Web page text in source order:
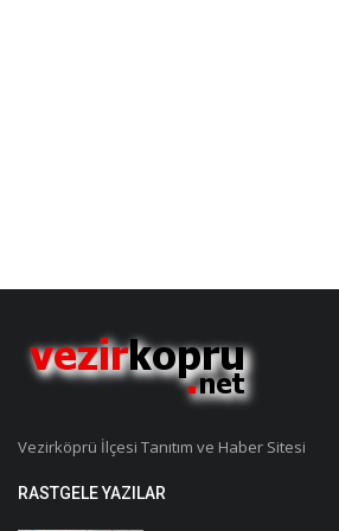
Vezirköprü İlçesi Tanıtım ve Haber Sitesi
RASTGELE YAZILAR